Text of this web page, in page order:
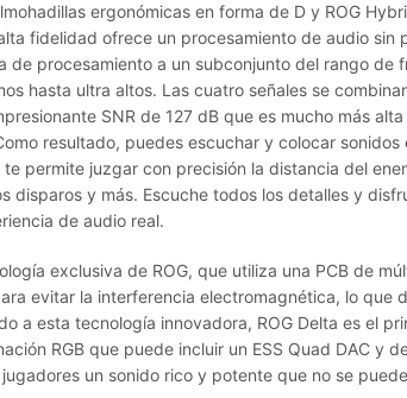
ergonómicas en forma de D y ROG
fidelidad ofrece un procesamiento de audio sin
de procesamiento a un subconjunto del rango de
hasta ultra altos. Las cuatro señales se
SNR de 127 dB que es mucho más
resultado, puedes escuchar y colocar sonidos
permite juzgar con precisión la distancia del
disparos y más. Escuche todos los detalles y
de audio real.
exclusiva de ROG, que utiliza una PCB de
evitar la interferencia electromagnética, lo que
a esta tecnología innovadora, ROG Delta es el
RGB que puede incluir un ESS Quad DAC y
un sonido rico y potente que no se